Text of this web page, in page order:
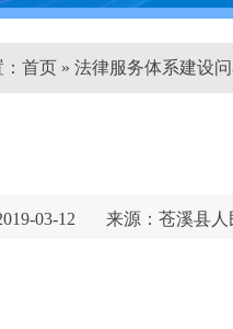
首页 » 法律服务体系建设
03-12 来源：苍溪县人